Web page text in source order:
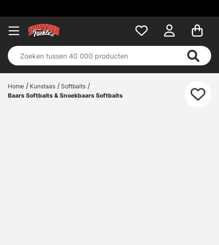
Home Kunstaas
Softbaits
Baars Softbaits & Snoekbaars Softbaits